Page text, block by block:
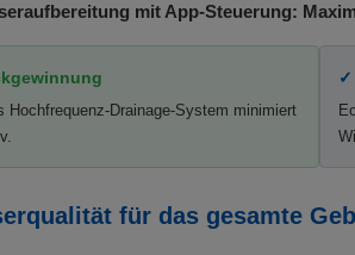
mit App-Steuerung:
Hochfrequenz-Drainage-System minimiert
✓
für das gesamte